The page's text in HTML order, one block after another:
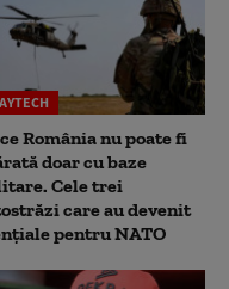
România nu poate fi
doar cu baze
Cele trei
care au devenit
pentru NATO